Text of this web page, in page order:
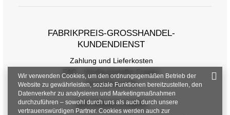
FABRIKPREIS-GROSSHANDEL-K
UNDENDIENST
Zahlung und Lieferkosten
FAQ - Häufig gestellte Fragen
Rückgabepolitik
INFORMATIONEN
Wir verwenden Cookies, um den ordnungsgemäßen Betrieb der
Website zu gewährleisten, soziale Funktionen bereitzustellen, den
Datenverkehr zu analysieren und Marketingmaßnahmen
durchzuführen – sowohl durch uns als auch durch unsere
vertrauenswürdigen Partner. Cookies werden auch zur